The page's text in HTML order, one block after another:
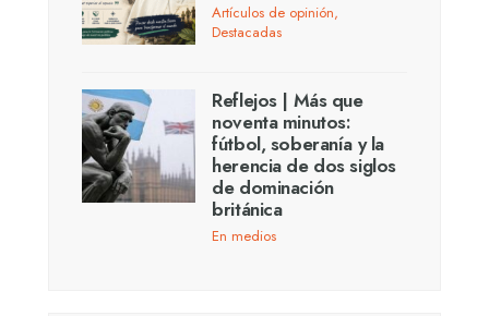
Artículos de opinión,
Destacadas
Reflejos | Más que
noventa minutos:
fútbol, soberanía y la
herencia de dos siglos
de dominación
británica
En medios